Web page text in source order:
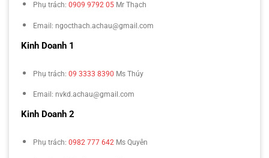
Phụ trách: 0909 9792 05 Mr Thạch
Email: ngocthach.achau@gmail.com
Kinh Doanh 1
Phụ trách: 09 3333 8390 Ms Thúy
Email: nvkd.achau@gmail.com
Kinh Doanh 2
Phụ trách: 0982 777 642 Ms Quyên